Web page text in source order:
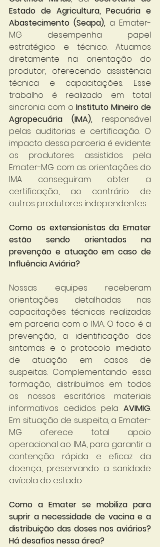
Estado de Agricultura, Pecuária e
Abastecimento (Seapa), a Emater-
MG desempenha papel
estratégico e técnico. Atuamos
diretamente na orientação do
produtor, oferecendo assistência
técnica e capacitações. Esse
trabalho é realizado em total
sincronia com o Instituto Mineiro de
Agropecuária (IMA), responsável
pelas auditorias e certificação. O
impacto dessa parceria é evidente:
os produtores assistidos pela
Emater-MG com as orientações do
IMA conseguiram obter a
certificação, ao contrário de
outros produtores independentes.
Como os extensionistas da Emater
estão sendo orientados na
prevenção e atuação em caso de
Influência Aviária?
Nossas equipes receberam
orientações detalhadas nas
capacitações técnicas realizadas
em parceria com o IMA. O foco é a
prevenção, a identificação dos
sintomas e o protocolo imediato
de atuação em casos de
suspeitas. Complementando essa
formação, distribuímos em todos
os nossos escritórios materiais
informativos cedidos pela AVIMIG.
Em situação de suspeita, a Emater-
MG oferece total apoio
operacional ao IMA, para garantir a
contenção rápida e eficaz da
doença, preservando a sanidade
avícola do estado.
Como a Emater se mobiliza para
suprir a necessidade de vacina e a
distribuição das doses nos aviários?
Há desafios nessa área?